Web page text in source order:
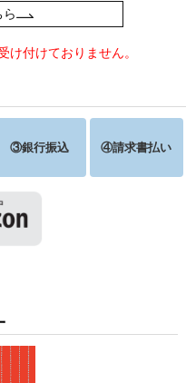
け付けておりません。
③銀行振込 ④請求書払い